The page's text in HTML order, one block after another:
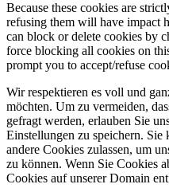
Because these cookies are
refusing them will have impact
can block or delete cookies by
force blocking all cookies on
prompt you to accept/refuse
Wir respektieren es voll und
möchten. Um zu vermeiden,
gefragt werden, erlauben Sie
Einstellungen zu speichern. Sie
andere Cookies zulassen, um
zu können. Wenn Sie Cookies
Cookies auf unserer Domain